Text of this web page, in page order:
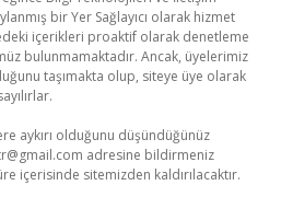
bir Yer Sağlayıcı olarak hizmet
içerikleri proaktif olarak denetleme
bulunmamaktadır. Ancak, üyelerimiz
taşımakta olup, siteye üye olarak
aykırı olduğunu düşündüğünüz
adresine bildirmeniz
içerisinde sitemizden kaldırılacaktır.